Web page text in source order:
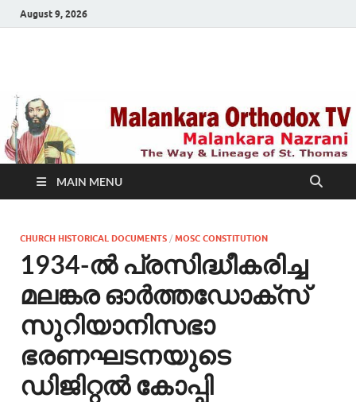
August 9, 2026
TV
MAIN MENU
CHURCH HISTORICAL DOCUMENTS / MOSC CONSTITUTION
1934-ല്‍ പ്രസിദ്ധീകരിച്ച
മലങ്കര ഓർത്തഡോക്സ്
സുറിയാനിസഭാ
ഭരണഘടനയുടെ
ഡിജിറ്റല്‍ കോപ്പി